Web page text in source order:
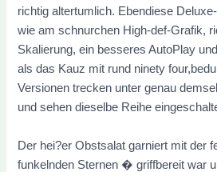
richtig altertumlich. Ebendiese
wie am schnurchen High-def-Grafik,
Skalierung, ein besseres AutoPlay
als das Kauz mit rund ninety
Versionen trecken unter genau
und sehen dieselbe Reihe
Der hei?er Obstsalat garniert mit der
funkelnden Sternen � griffbereit war